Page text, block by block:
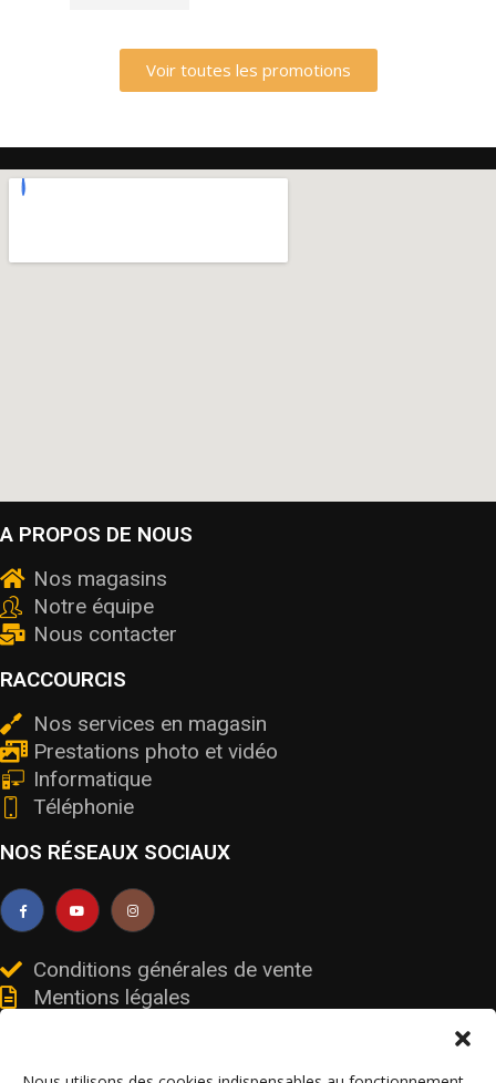
Voir toutes les promotions
A PROPOS DE NOUS
Nos magasins
Notre équipe
Nous contacter
RACCOURCIS
Nos services en magasin
Prestations photo et vidéo
Informatique
Téléphonie
NOS RÉSEAUX SOCIAUX
Conditions générales de vente
Mentions légales